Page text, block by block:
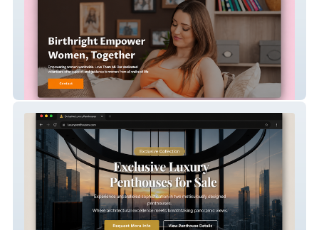
Birthright